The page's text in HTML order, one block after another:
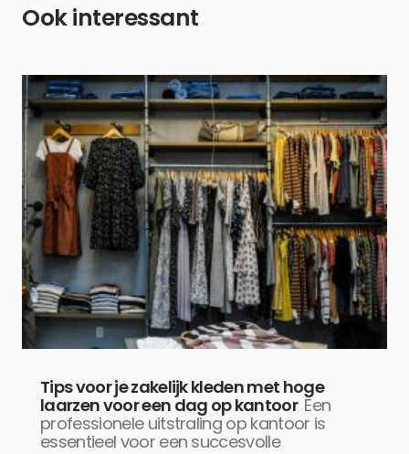
Ook interessant
Tips voor je zakelijk kleden met hoge
laarzen voor een dag op kantoor Een
professionele uitstraling op kantoor is
essentieel voor een succesvolle